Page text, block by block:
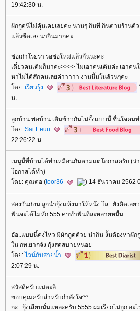
19:42:30 น.
ฝักกูดนี่ไม่คุ้นเคยเลยค่ะ นานๆ กินที กินตามร้านด้
ล้วซีดเลยน่ากินมากค่ะ
ช่อเก่าโรยรา รอช่อใหม่แล้วกันนะคะ
เดี๋ยวคนเดิมก็มาค่ะ>>>> ไม่เอาคนเดิมค่ะ เอาค
หาไม่ได้สักคนเลยค่าาาาา งานนี้มโนล้วนๆค่ะ
ดย: เรียวรุ้ง
น.
ลูกบ้าน พ่อบ้าน เติมข้าวกันไม่ยั้งแบบนี้ ชื่นใจคน
ดย: Sai Eeuu
22:26:22 น.
เมนูนี้ที่บ้านได้ทำเหมือนกันตามแต่โอกาสครับ (ว่
อกาสได้ทำ)
ดย: คุณต่อ (toor36 ) 14 ธันวาคม 2562
สองวันก่อน ลูกนำกุ้งแห้งมาให้หนึ่ง โล...ยังคิดเลย
ฟันจะได้ไม่หัก 555 ค่าทำฟันทีละหลายหมื้่น
อ๋อ..แบบนี้คงไหว มีผักกูดด้วย น่ากิน งั้นต้องหาผัก
น กท.ยากจัง กุ้งสดสบายหน่อ
ดย:ไวน์กับสายน้ำ
2:07:29 น.
สวัสดีครับแม่ตะลี
ขอบคุณครับสำหรับกำลังใจ^^
กะ...กุ้งเสียบนั่นแหละครับ 5555 ผมเรียกไม่ถูก อ